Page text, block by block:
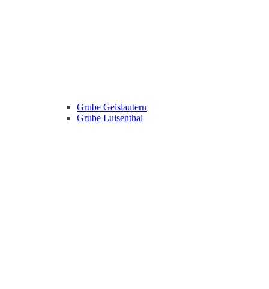
Grube Geislautern
Grube Luisenthal